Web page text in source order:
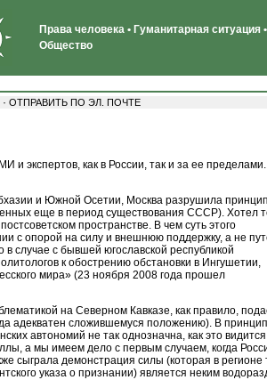
Права человека • Гуманитарная
Общество
· ОТПРАВИТЬ ПО ЭЛ. ПОЧТЕ
и экспертов, как в России, так и за ее
и Южной Осетии, Москва разрушила
еще в период существования СССР). Хотел
пространстве. В чем суть этого
с опорой на силу и внешнюю поддержку, а не
случае с бывшей югославской республикой
к обострению обстановки в Ингушетии,
мира» (23 ноября 2008 года прошел
на Северном Кавказе, как правило,
адекватен сложившемуся положению). В
автономий не так однозначна, как это
а мы имеем дело с первым случаем, когда
сыграла демонстрация силы (которая в
указа о признании) является неким